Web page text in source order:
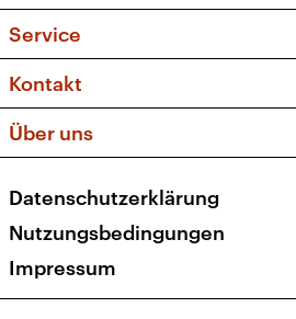
Sendungen und Podcasts
Musikliste
Kakadu – Das
Frequenzen (UKW + DAB+)
Service
FAQ
Apps
Newsletter
Veranstaltungen
Kontakt
Social Media
Über uns
Presse
Karriere
Transparenz
Datenschutzerklärung
Nutzungsbedingungen
Impressum